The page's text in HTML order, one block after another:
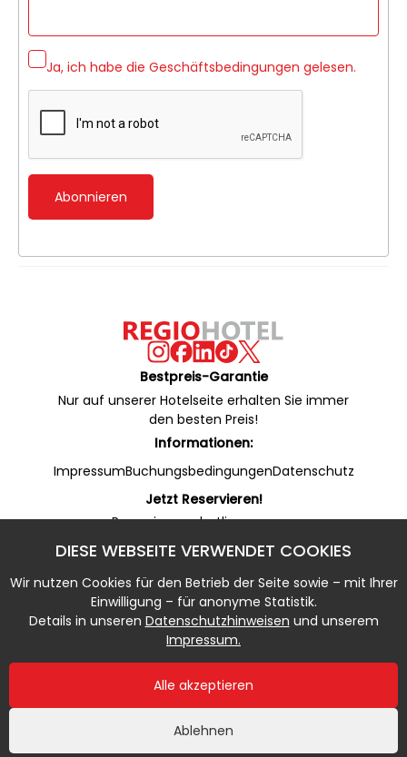
Ja, ich habe die Geschäftsbedingungen gelesen.
Abonnieren
DIESE WEBSEITE VERWENDET COOKIES
Wir nutzen Cookies für den Betrieb der Seite sowie – mit Ihrer
Einwilligung – für anonyme Statistik.
Details in unseren Datenschutzhinweisen und unserem
Impressum.
Ablehnen
Alle akzeptieren
Bestpreis-Garantie
Nur auf unserer Hotelseite erhalten Sie immer
den besten Preis!
Informationen:
ImpressumBuchungsbedingungenDatenschutz
Jetzt Reservieren!
Reservierungshotline:
Online Rezeption (WhatsApp):
+49 53 22 / 950 135 (7 - 20 Uhr)
Notfallnummer:
+49 5322 / 950 133 (20 - 7 Uhr)